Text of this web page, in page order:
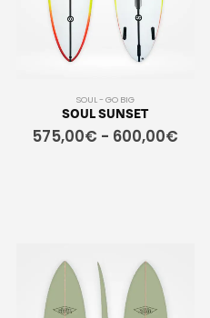
SOUL - GO BIG
SOUL SUNSET
575,00€ - 600,00€